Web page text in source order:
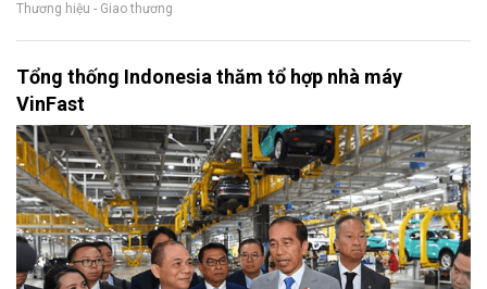
Thương hiệu - Giao thương
Tổng thống Indonesia thăm tổ hợp nhà máy
VinFast